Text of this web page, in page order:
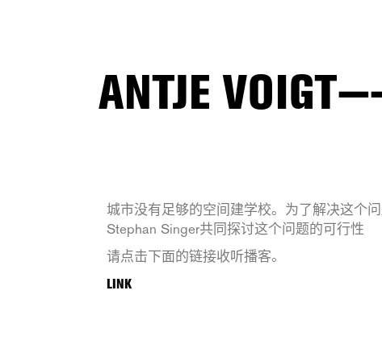
ANTJE
城市没有足够的空间建学校。为了解决这个
Stephan Singer共同探讨这个问题的可行性
请点击下面的链接收听播客。
LINK